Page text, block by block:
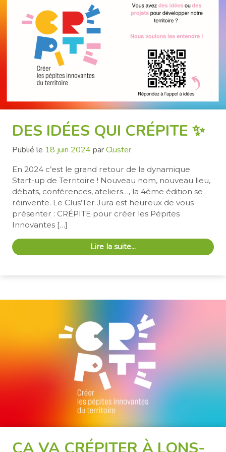
DES IDÉES QUI CRÉPITE ✨
Publié le 18 juin 2024 parCluster
En 2024 c’est le grand retour de la dynamique
Start-up de Territoire ! Nouveau nom, nouveau lieu,
débats, conférences, ateliers…, la 4ème édition se
réinvente. Le Clus’Ter Jura est heureux de vous
présenter : CRÉPITE pour créer les Pépites
Innovantes […]
Lire la suite…